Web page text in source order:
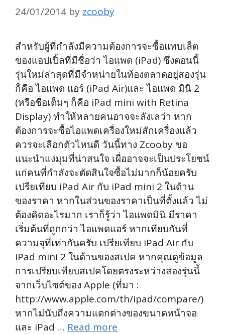
24/01/2014 by zcooby
สำหรับผู้ที่กำลังมีความต้องการจะซื้อแทบเล็ต
ของแอปเปิ้ลที่มีชื่อว่า ไอแพด (iPad) ซึ่งตอนนี้
รุ่นใหม่ล่าสุดที่มีจำหน่ายในท้องตลาดอยู่สองรุ่น
ก็คือ ไอแพด แอร์ (iPad Air)และ ไอแพด มินิ 2
(หรือชื่อเต็มๆ ก็คือ iPad mini with Retina
Display) ทำให้หลายคนอาจจะลังเลว่า หาก
ต้องการจะซื้อไอแพดเครื่องใหม่สักเครื่องแล้ว
ควรจะเลือกตัวไหนดี วันนี้ทาง Zcooby ขอ
แนะนำแง่มุมที่น่าสนใจ เผื่ออาจจะเป็นประโยชน์
แก่คนที่กำลังจะตัดสินใจซื้อไม่มากก็น้อยครับ
เปรียเทียบ iPad Air กับ iPad mini 2 ในด้าน
ของราคา หากในส่วนของราคาเป็นที่ตั้งแล้ว ไม่
ต้องคิดอะไรมาก เราก็รู้ว่า ไอแพดมินิ มีราคา
เริ่มต้นที่ถูกกว่า ไอแพดแอร์ หากเทียบกันที่
ความจุที่เท่ากันครับ เปรียเทียบ iPad Air กับ
iPad mini 2 ในด้านของสเปค หากคุณดูข้อมูล
การเปรียบเทียบสเปคโดยตรงระหว่างสองรุ่นนี้
จากเว็บไซต์ของ Apple (ที่มา :
http://www.apple.com/th/ipad/compare/)
หากไม่นับถึงความแตกต่างของขนาดหน้าจอ
และ iPad … Read more